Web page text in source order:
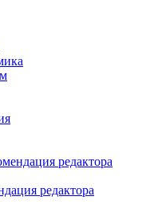
редактора
редактора